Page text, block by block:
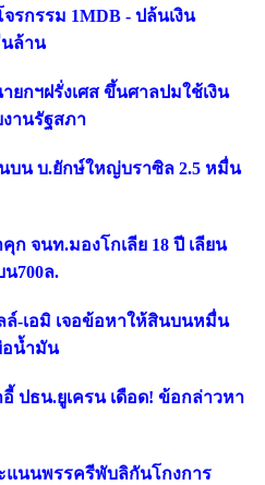
รกรรม 1MDB - ปล้นเงิน
นล้าน
ยกฯฝรั่งเศส ขึ้นศาลปมใช้เงิน
งานรัฐสภา
บน บ.ยักษ์ใหญ่บราซิล 2.5 หมื่น
จนท.มองโกเลีย 18 ปี เลียน
700ล.
ล์-เอมิ เจอข้อหาให้สินบนหมื่น
อน้ำมัน
ปธน.ยูเครน เดือด! ข้อกล่าวหา
แนนพรรครีพับลิกันโกงการ